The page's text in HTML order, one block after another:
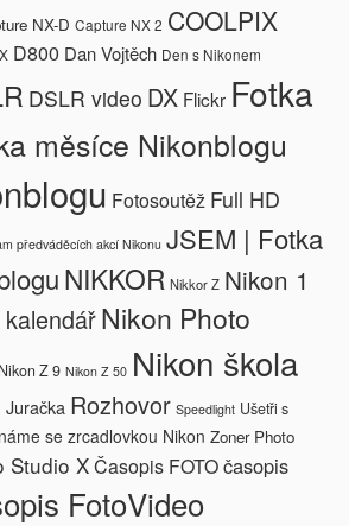
NX-D Capture NX 2 COOLPIX
D800 Dan Vojtěch Den s Nikonem
DSLR video DX Flickr Fotka
měsíce Nikonblogu
Fotosoutěž Full HD
předváděcích akcí Nikonu JSEM | Fotka
NIKKOR Nikkor Z Nikon 1
kalendářNikon Photo
Nikon Z 9 Nikon Z 50 Nikon škola
Juračka Rozhovor Speedlight Ušetři s
se zrcadlovkou Nikon Zoner Photo
Studio XČasopis FOTOčasopis
FotoVideo